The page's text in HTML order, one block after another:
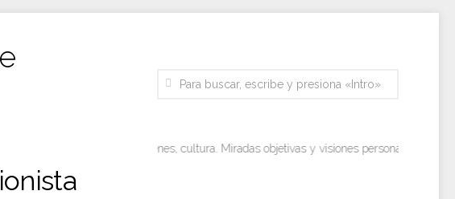
libros, sonidos, imágenes, cultura. Miradas objetivas y visiones personales.